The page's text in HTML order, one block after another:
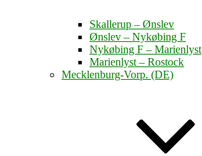
Skallerup – Ønslev
Ønslev – Nykøbing F
Nykøbing F – Marienlyst
Marienlyst – Rostock
Mecklenburg-Vorp. (DE)